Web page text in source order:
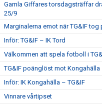
Gamla Giffares torsdagsträffar
25/9
Marginalerna emot när TG&IF tog
Inför: TG&IF – IK Tord
Välkommen att spela fotboll i
TG&IF poänglöst mot Kongahälla
Inför: IK Kongahälla – TG&IF
Vinnare vårtipset